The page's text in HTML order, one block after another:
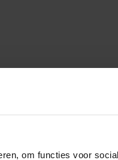
om functies voor